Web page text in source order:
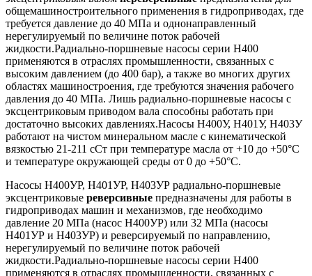
общемашиностроительного применения в гидроприводах, где
требуется давление до 40 МПа и однонаправленный
нерегулируемый по величине поток рабочей
жидкости.Радиально-поршневые насосы серии Н400
применяются в отраслях промышленности, связанных с
высоким давлением (до 400 бар), а также во многих других
областях машиностроения, где требуются значения рабочего
давления до 40 МПа. Лишь радиально-поршневые насосы с
эксцентриковым приводом вала способны работать при
достаточно высоких давлениях.Насосы Н400У, Н401У, Н403У
работают на чистом минеральном масле с кинематической
вязкостью 21-211 сСт при температуре масла от +10 до +50°C
и температуре окружающей среды от 0 до +50°C.
Насосы Н400УР, Н401УР, Н403УР радиально-поршневые
эксцентриковые реверсивные предназначены для работы в
гидроприводах машин и механизмов, где необходимо
давление 20 МПа (насос Н400УР) или 32 МПа (насосы
Н401УР и Н403УР) и реверсируемый по направлению,
нерегулируемый по величине поток рабочей
жидкости.Радиально-поршневые насосы серии Н400
применяются в отраслях промышленности, связанных с